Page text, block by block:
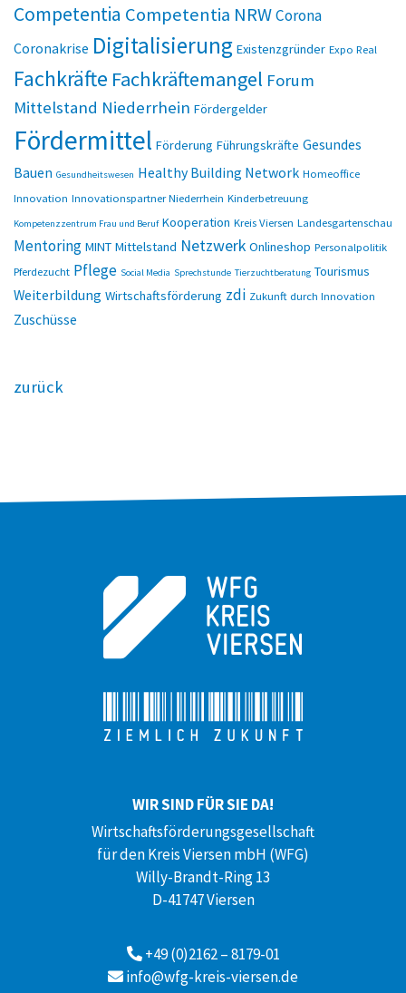
Competentia Competentia NRWCorona
Coronakrise Digitalisierung Existenzgründer Expo Real
Fachkräfte Fachkräftemangel Forum
Mittelstand Niederrhein Fördergelder
Fördermittel Förderung Führungskräfte Gesundes
Bauen Gesundheitswesen Healthy Building Network Homeoffice
Innovation Innovationspartner Niederrhein Kinderbetreuung
Kompetenzzentrum Frau und Beruf Kooperation Kreis Viersen Landesgartenschau
Mentoring MINT Mittelstand Netzwerk Onlineshop Personalpolitik
Pferdezucht Pflege Social Media Sprechstunde Tierzuchtberatung Tourismus
Weiterbildung Wirtschaftsförderung zdi Zukunft durch Innovation
Zuschüsse
zurück
WIR SIND FÜR SIE DA!
Wirtschaftsförderungsgesellschaft
für den Kreis Viersen mbH (WFG)
Willy-Brandt-Ring 13
D-41747 Viersen
+49 (0)2162 – 8179-01
info@wfg-kreis-viersen.de